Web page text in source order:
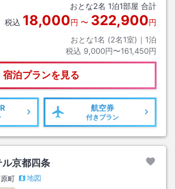
おとな2名 1泊1部屋 合計
税込 18,000円 〜 322,900円
おとな1名 (2名1室)｜ 1泊
税込 9,000円〜161,450円
宿泊プランを見る
航空券
付きプラン
京都四条
町
地図